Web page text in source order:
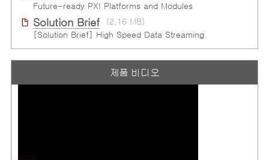
Future-ready PXI Platforms and Modules
Solution Brief
(2.16 MB)
[Solution Brief] High Speed Data Streaming
제품 비디오